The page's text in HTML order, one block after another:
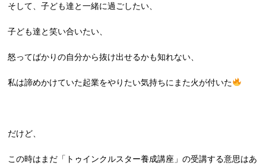
そして、子ども達と一緒に過ごしたい、
子ども達と笑い合いたい、
怒ってばかりの自分から抜け出せるかも知れない、
私は諦めかけていた起業をやりたい気持ちにまた火が付いた
だけど、
この時はまだ「トゥインクルスター養成講座」の受講する意思はあ